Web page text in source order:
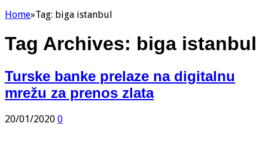
Home»Tag: biga istanbul
Tag Archives: biga istanbul
Turske banke prelaze na digitalnu
mrežu za prenos zlata
20/01/2020 0